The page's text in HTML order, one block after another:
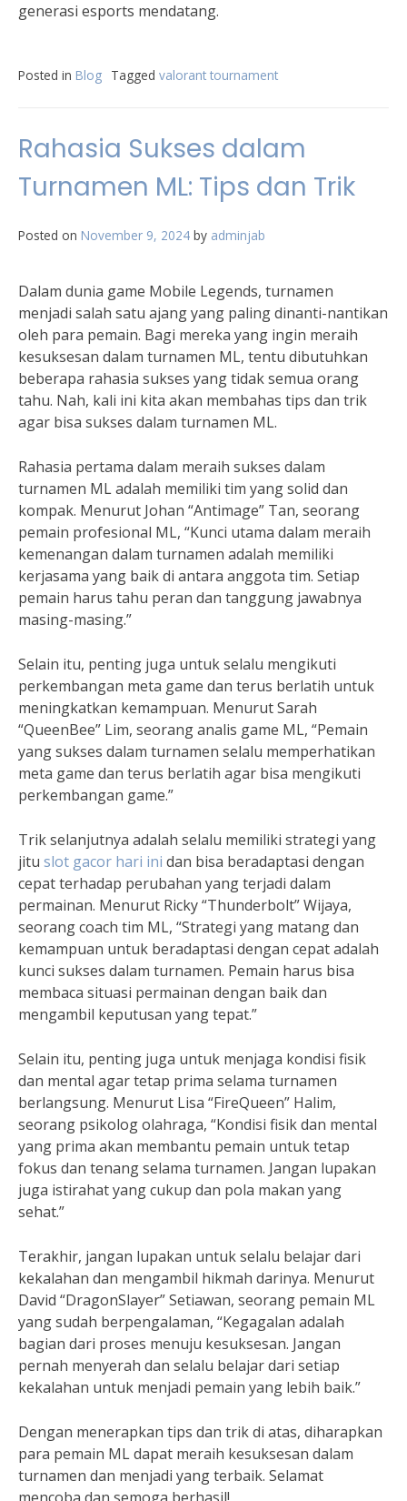
generasi esports mendatang.
Posted in Blog Tagged valorant tournament
Rahasia Sukses dalam
Turnamen ML: Tips dan Trik
Posted on November 9, 2024 by adminjab
Dalam dunia game Mobile Legends, turnamen
menjadi salah satu ajang yang paling dinanti-nantikan
oleh para pemain. Bagi mereka yang ingin meraih
kesuksesan dalam turnamen ML, tentu dibutuhkan
beberapa rahasia sukses yang tidak semua orang
tahu. Nah, kali ini kita akan membahas tips dan trik
agar bisa sukses dalam turnamen ML.
Rahasia pertama dalam meraih sukses dalam
turnamen ML adalah memiliki tim yang solid dan
kompak. Menurut Johan “Antimage” Tan, seorang
pemain profesional ML, “Kunci utama dalam meraih
kemenangan dalam turnamen adalah memiliki
kerjasama yang baik di antara anggota tim. Setiap
pemain harus tahu peran dan tanggung jawabnya
masing-masing.”
Selain itu, penting juga untuk selalu mengikuti
perkembangan meta game dan terus berlatih untuk
meningkatkan kemampuan. Menurut Sarah
“QueenBee” Lim, seorang analis game ML, “Pemain
yang sukses dalam turnamen selalu memperhatikan
meta game dan terus berlatih agar bisa mengikuti
perkembangan game.”
Trik selanjutnya adalah selalu memiliki strategi yang
jitu slot gacor hari ini dan bisa beradaptasi dengan
cepat terhadap perubahan yang terjadi dalam
permainan. Menurut Ricky “Thunderbolt” Wijaya,
seorang coach tim ML, “Strategi yang matang dan
kemampuan untuk beradaptasi dengan cepat adalah
kunci sukses dalam turnamen. Pemain harus bisa
membaca situasi permainan dengan baik dan
mengambil keputusan yang tepat.”
Selain itu, penting juga untuk menjaga kondisi fisik
dan mental agar tetap prima selama turnamen
berlangsung. Menurut Lisa “FireQueen” Halim,
seorang psikolog olahraga, “Kondisi fisik dan mental
yang prima akan membantu pemain untuk tetap
fokus dan tenang selama turnamen. Jangan lupakan
juga istirahat yang cukup dan pola makan yang
sehat.”
Terakhir, jangan lupakan untuk selalu belajar dari
kekalahan dan mengambil hikmah darinya. Menurut
David “DragonSlayer” Setiawan, seorang pemain ML
yang sudah berpengalaman, “Kegagalan adalah
bagian dari proses menuju kesuksesan. Jangan
pernah menyerah dan selalu belajar dari setiap
kekalahan untuk menjadi pemain yang lebih baik.”
Dengan menerapkan tips dan trik di atas, diharapkan
para pemain ML dapat meraih kesuksesan dalam
turnamen dan menjadi yang terbaik. Selamat